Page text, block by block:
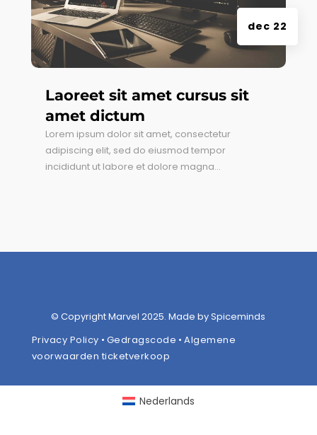
Laoreet sit amet cursus sit
amet dictum
dec 22
Lorem ipsum dolor sit amet, consectetur
adipiscing elit, sed do eiusmod tempor
incididunt ut labore et dolore magna...
© Copyright Marvel 2025. Made by Spiceminds
Privacy Policy • Gedragscode • Algemene
voorwaarden ticketverkoop
Nederlands